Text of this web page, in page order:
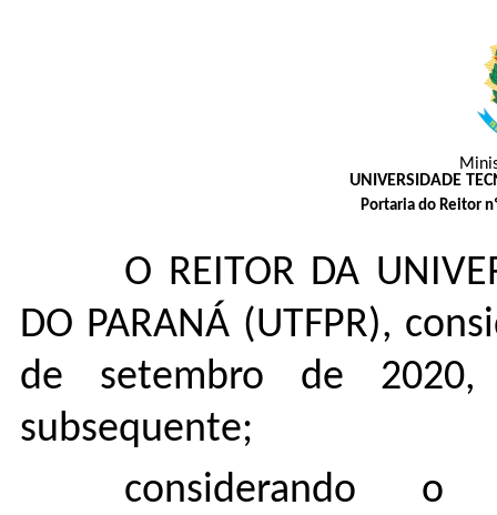
UNIVERSIDADE
Portaria do Reitor
O REITOR DA
DO PARANÁ (UTFPR),
de setembro de
subsequente;
considerando